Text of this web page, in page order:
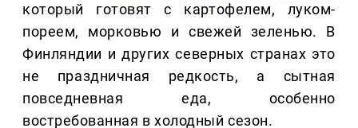
который готовят с картофелем, луком-
пореем, морковью и свежей зеленью. В
Финляндии и других северных странах это
не праздничная редкость, а сытная
повседневная еда, особенно
востребованная в холодный сезон.